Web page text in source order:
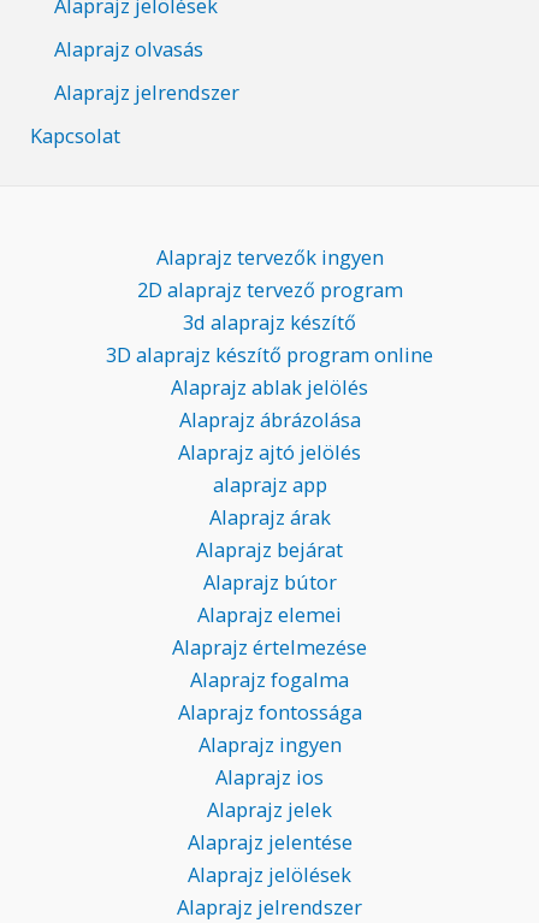
Alaprajz olvasás
Alaprajz jelrendszer
Kapcsolat
Alaprajz tervezők ingyen
2D alaprajz tervező program
3d alaprajz készítő
3D alaprajz készítő program online
Alaprajz ablak jelölés
Alaprajz ábrázolása
Alaprajz ajtó jelölés
alaprajz app
Alaprajz árak
Alaprajz bejárat
Alaprajz bútor
Alaprajz elemei
Alaprajz értelmezése
Alaprajz fogalma
Alaprajz fontossága
Alaprajz ingyen
Alaprajz ios
Alaprajz jelek
Alaprajz jelentése
Alaprajz jelölések
Alaprajz jelrendszer